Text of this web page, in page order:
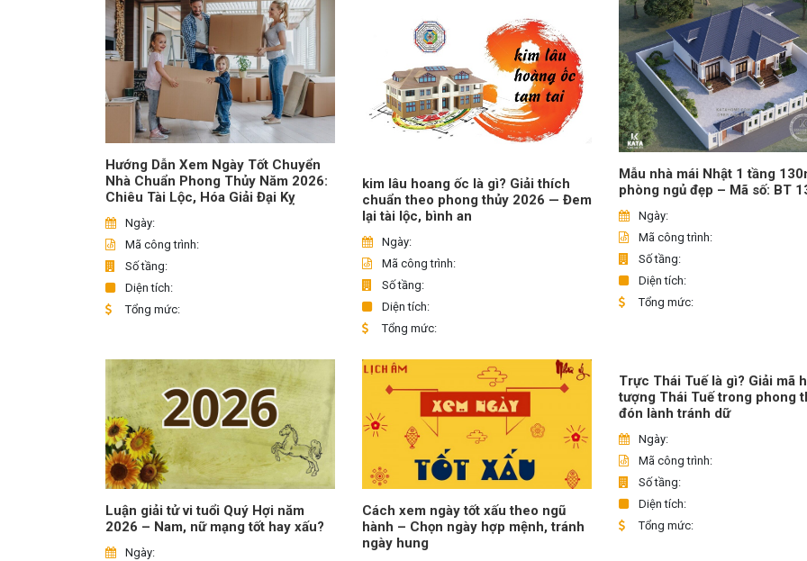
Hướng Dẫn Xem Ngày Tốt Chuyển
Nhà Chuẩn Phong Thủy Năm 2026:
Chiêu Tài Lộc, Hóa Giải Đại Kỵ
Ngày:
Mã công trình:
Số tầng:
Diện tích:
Tổng mức:
kim lâu hoang ốc là gì? Giải thích
chuẩn theo phong thủy 2026 — Đem
lại tài lộc, bình an
Ngày:
Mã công trình:
Số tầng:
Diện tích:
Tổng mức:
Mẫu nhà mái Nhật 1 tầng
phòng ngủ đẹp – Mã số: BT
Ngày:
Mã công trình:
Số tầng:
Diện tích:
Tổng mức:
Luận giải tử vi tuổi Quý Hợi năm
2026 – Nam, nữ mạng tốt hay xấu?
Ngày:
Cách xem ngày tốt xấu theo ngũ
hành – Chọn ngày hợp mệnh, tránh
ngày hung
Trực Thái Tuế là gì? Giải mã
tượng Thái Tuế trong phong
đón lành tránh dữ
Ngày:
Mã công trình:
Số tầng:
Diện tích:
Tổng mức: